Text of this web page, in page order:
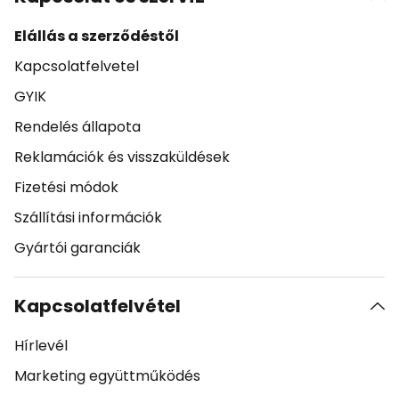
Elállás a szerződéstől
Kapcsolatfelvetel
GYIK
Rendelés állapota
Reklamációk és visszaküldések
Fizetési módok
Szállítási információk
Gyártói garanciák
Kapcsolatfelvétel
Hírlevél
Marketing együttműködés